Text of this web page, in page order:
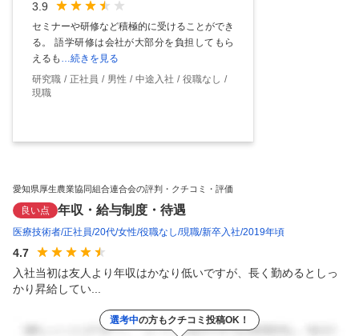
3.9
セミナーや研修など積極的に受けることができ
る。 語学研修は会社が大部分を負担してもら
えるも …続きを見る
研究職
正社員 男性 中途入社
役職なし
現職
愛知県厚生農業協同組合連合会の評判・クチコミ・評価
良い点 年収・給与制度・待遇
医療技術者 正社員 20代 女性 役職なし 現職 新卒入社 2019年頃
4.7
入社当初は友人より年収はかなり低いですが、長く勤めるとしっ
かり昇給してい...
選考中の方もクチコミ投稿OK！